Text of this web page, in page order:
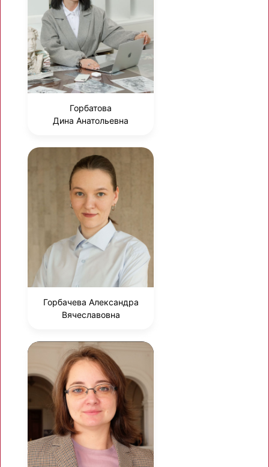
Горбатова
Дина Анатольевна
Горбачева Александра
Вячеславовна